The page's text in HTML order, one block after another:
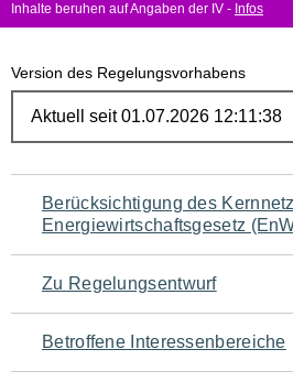
Inhalte beruhen auf Angaben der IV - Infos
Version des Regelungsvorhabens
Navigation
für
den
Seiteninhalt
Berücksichtigung des
Energiewirtschaftsgesetz
Zu Regelungsentwurf
Betroffene Interessenbereiche